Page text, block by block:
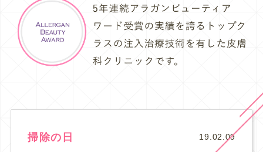
掃除の日 19.02.09